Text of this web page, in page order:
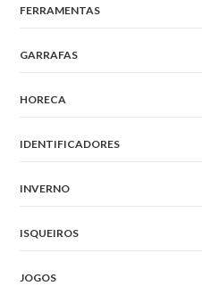
FERRAMENTAS
GARRAFAS
HORECA
IDENTIFICADORES
INVERNO
ISQUEIROS
JOGOS